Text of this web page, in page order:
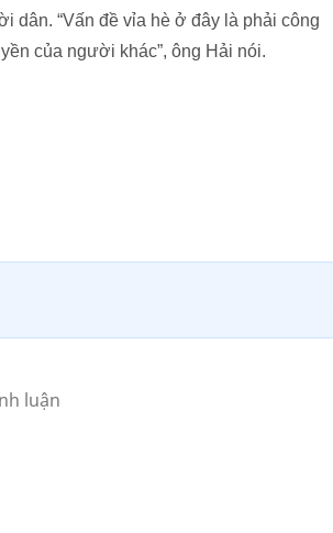
dân. “Vấn đề vỉa hè ở đây là phải công
của người khác”, ông Hải nói.